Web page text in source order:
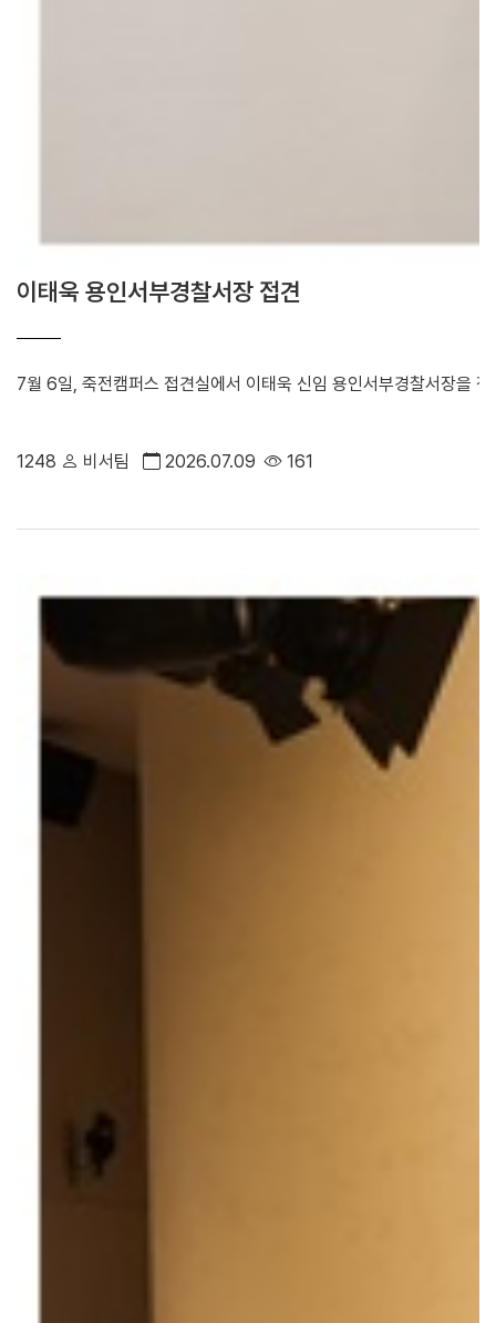
이태욱 용인서부경찰서장 접견
7월 6일, 죽전캠퍼스 접견실에서 이태욱 신임 용인서부경찰서장을
1248 비서팀 2026.07.09 161